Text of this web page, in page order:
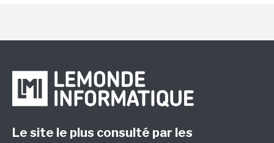
Le site le plus consulté par les